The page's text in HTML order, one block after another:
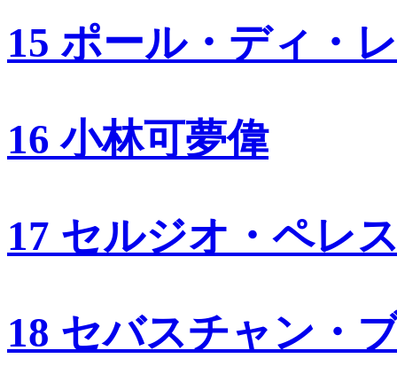
15 ポール・ディ・
16 小林可夢偉
17 セルジオ・ペレ
18 セバスチャン・